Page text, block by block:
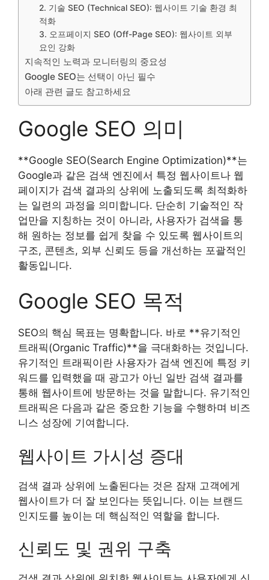
2. 기술 SEO (Technical SEO): 웹사이트 기술 환경 최
적화
3. 오프페이지 SEO (Off-Page SEO): 웹사이트 외부
요인 강화
지속적인 노력과 모니터링의 중요성
Google SEO는 선택이 아닌 필수
아래 관련 글도 참고하세요
Google SEO 의미
**Google SEO(Search Engine Optimization)**는
Google과 같은 검색 엔진에서 특정 웹사이트나 웹
페이지가 검색 결과의 상위에 노출되도록 최적화하
는 일련의 과정을 의미합니다. 단순히 기술적인 작
업만을 지칭하는 것이 아니라, 사용자가 검색을 통
해 원하는 정보를 쉽게 찾을 수 있도록 웹사이트의
구조, 콘텐츠, 외부 신뢰도 등을 개선하는 포괄적인
활동입니다.
Google SEO 목적
SEO의 핵심 목표는 명확합니다. 바로 **유기적인
트래픽(Organic Traffic)**을 극대화하는 것입니다.
유기적인 트래픽이란 사용자가 검색 엔진에 특정 키
워드를 입력했을 때 광고가 아닌 일반 검색 결과를
통해 웹사이트에 방문하는 것을 말합니다. 유기적인
트래픽은 다음과 같은 중요한 기능을 수행하며 비즈
니스 성장에 기여합니다.
웹사이트 가시성 증대
검색 결과 상위에 노출된다는 것은 잠재 고객에게
웹사이트가 더 잘 보인다는 뜻입니다. 이는 브랜드
인지도를 높이는 데 핵심적인 역할을 합니다.
신뢰도 및 권위 구축